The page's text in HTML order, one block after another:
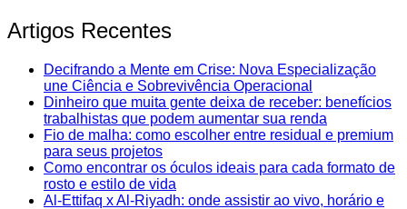
Artigos Recentes
Decifrando a Mente em Crise: Nova Especialização
une Ciência e Sobrevivência Operacional
Dinheiro que muita gente deixa de receber: benefícios
trabalhistas que podem aumentar sua renda
Fio de malha: como escolher entre residual e premium
para seus projetos
Como encontrar os óculos ideais para cada formato de
rosto e estilo de vida
Al-Ettifaq x Al-Riyadh: onde assistir ao vivo, horário e